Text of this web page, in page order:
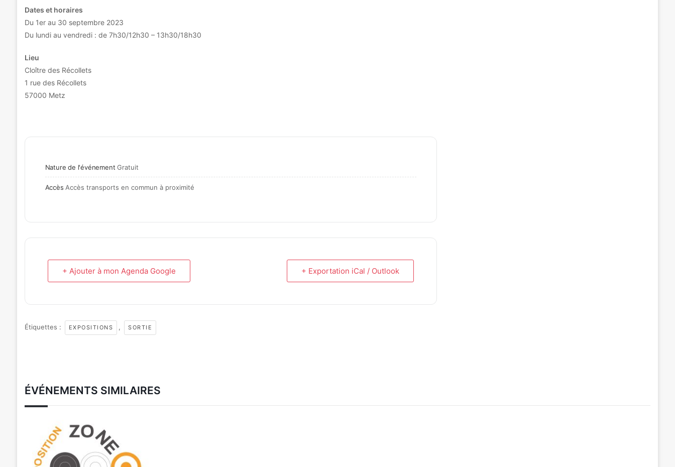
Dates et horaires
Du 1er au 30 septembre 2023
Du lundi au vendredi : de 7h30/12h30 – 13h30/18h30
Lieu
Cloître des Récollets
1 rue des Récollets
57000 Metz
Nature de l'événementGratuit
Accès Accès transports en commun à proximité
+ Ajouter à mon Agenda Google + Exportation iCal / Outlook
Étiquettes : EXPOSITIONS , SORTIE
ÉVÉNEMENTS SIMILAIRES